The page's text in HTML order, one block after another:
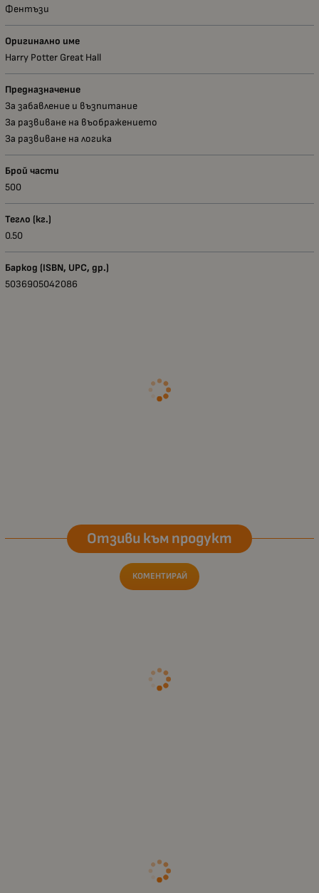
Фентъзи
Оригинално име
Harry Potter Great Hall
Предназначение
За забавление и възпитание
За развиване на въображението
За развиване на логика
Брой части
500
Тегло (кг.)
0.50
Баркод (ISBN, UPC, др.)
5036905042086
Отзиви към продукт
КОМЕНТИРАЙ